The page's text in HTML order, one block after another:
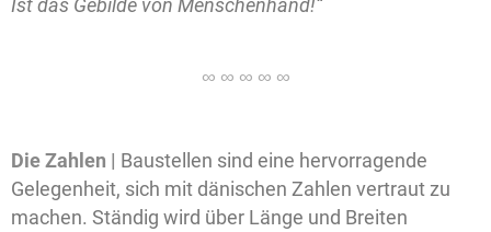
DieZahlen | Baustellen sind eine hervorragende
Gelegenheit, sich mit dänischen Zahlen vertraut zu
machen. Ständig wird über Länge und Breiten